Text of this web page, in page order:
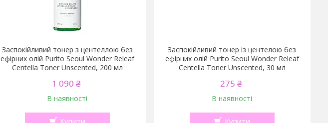
Заспокійливий тонер з центеллою без
ефірних олій Purito Seoul Wonder Releaf
Centella Toner Unscented, 200 мл
1 090 ₴
В наявності
Купити
Заспокійливий тонер із центелою без
ефірних олій Purito Seoul Wonder Releaf
Centella Toner Unscented, 30 мл
275 ₴
В наявності
Купити